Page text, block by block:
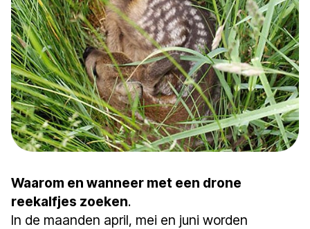
Waarom en wanneer met een drone
reekalfjes zoeken.
In de maanden april, mei en juni worden